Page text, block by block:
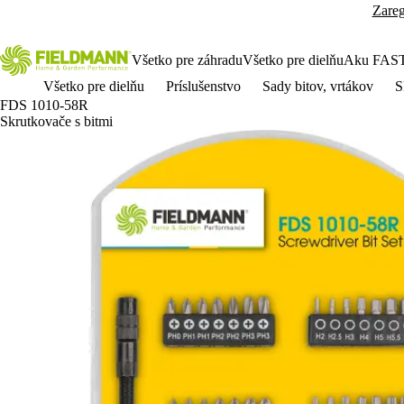
Všetko pre záhraduVšetko pre dielňuAku
Všetko pre dielňu
Príslušenstvo Sady bitov, vrtákov
FDS 1010-58R
Skrutkovače s bitmi